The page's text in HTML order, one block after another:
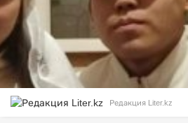
Редакция Liter.kz